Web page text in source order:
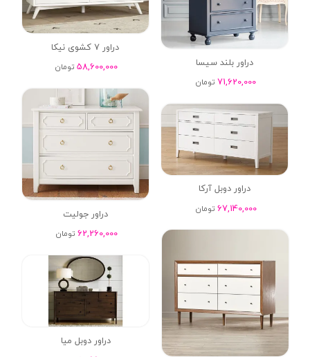
دراور 7 کشوی نیکا
58,600,000 تومان
دراور بلند سیسا
71,620,000 تومان
دراور جولیت
62,260,000 تومان
دراور دوبل آرکا
67,140,000 تومان
دراور دوبل میا